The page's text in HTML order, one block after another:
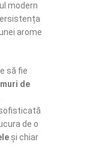
modern
arome
să fie
de
de o
și chiar